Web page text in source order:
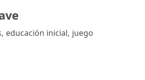
, educación inicial, juego